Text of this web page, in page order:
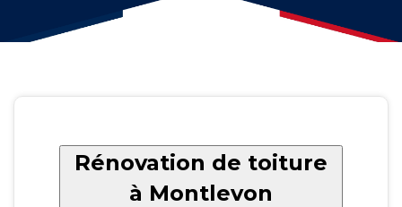
Rénovation de toiture
à Montlevon